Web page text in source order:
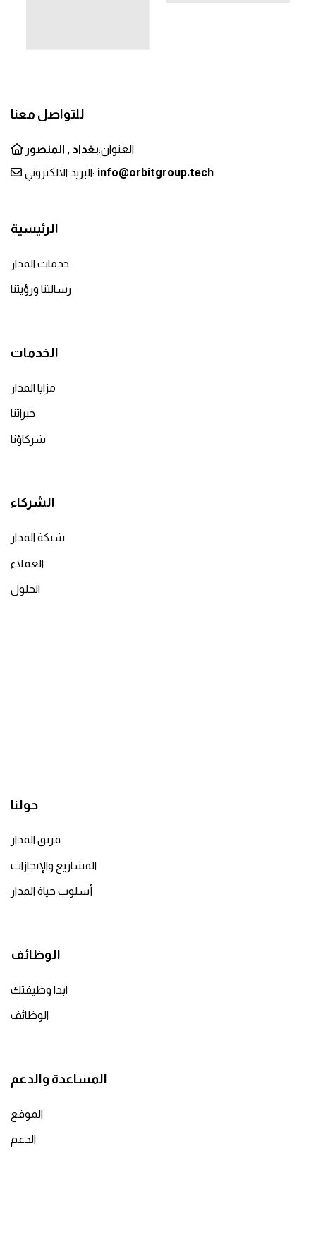
العنوان:بغداد , المنصور
البريد الالكتروني: info@orbitgroup.tech
الرئيسية
خدمات المدار
رسالتنا ورؤيتنا
الخدمات
مزايا المدار
خبراتنا
شركاؤنا
الشركاء
شبكة المدار
العملاء
الحلول
حولنا
فريق المدار
المشاريع والإنجازات
أسلوب حياة المدار
الوظائف
ابدا وظيفتك
الوظائف
المساعدة والدعم
الموقع
الدعم